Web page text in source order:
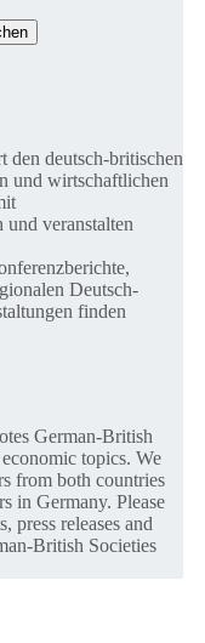
den deutsch-britischen
und wirtschaftlichen
und veranstalten
Deutsch-
finden
German-British
topics. We
from both countries
in Germany. Please
press releases and
British Societies